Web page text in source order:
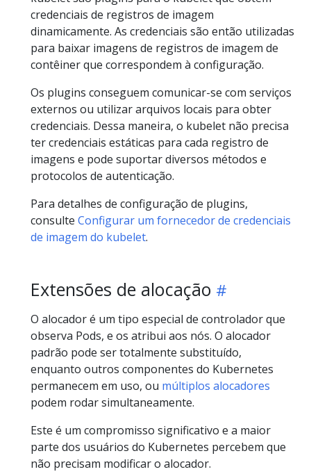
credenciais de registros de imagem
dinamicamente. As credenciais são então utilizadas
para baixar imagens de registros de imagem de
contêiner que correspondem à configuração.
Os plugins conseguem comunicar-se com serviços
externos ou utilizar arquivos locais para obter
credenciais. Dessa maneira, o kubelet não precisa
ter credenciais estáticas para cada registro de
imagens e pode suportar diversos métodos e
protocolos de autenticação.
Para detalhes de configuração de plugins,
consulte Configurar um fornecedor de credenciais
de imagem do kubelet.
Extensões de alocação
O alocador é um tipo especial de controlador que
observa Pods, e os atribui aos nós. O alocador
padrão pode ser totalmente substituído,
enquanto outros componentes do Kubernetes
permanecem em uso, ou múltiplos alocadores
podem rodar simultaneamente.
Este é um compromisso significativo e a maior
parte dos usuários do Kubernetes percebem que
não precisam modificar o alocador.